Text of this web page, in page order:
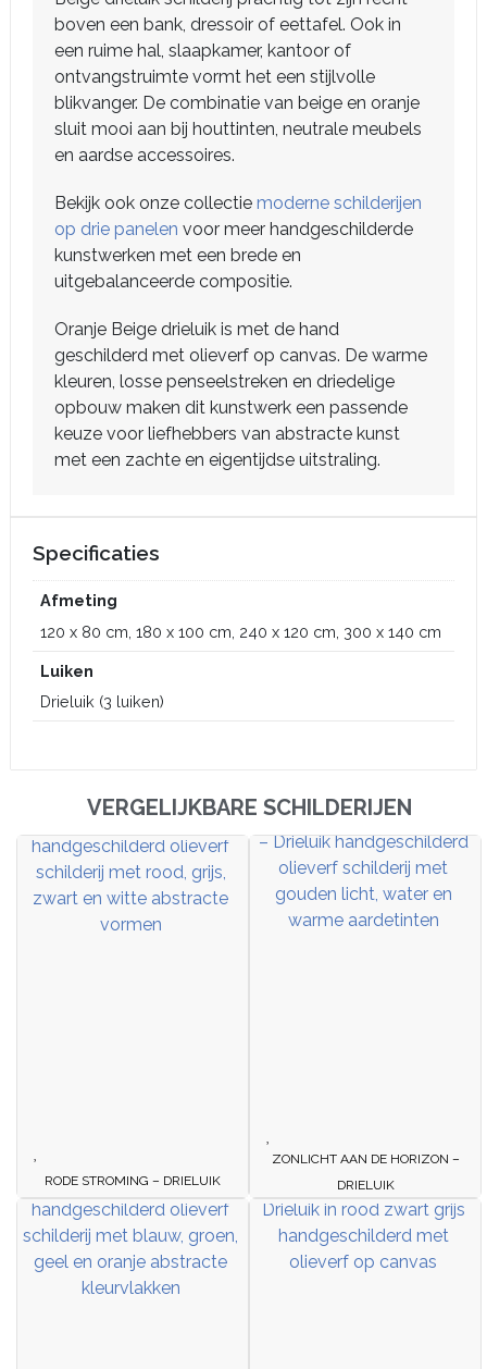
boven een bank, dressoir of eettafel. Ook in
een ruime hal, slaapkamer, kantoor of
ontvangstruimte vormt het een stijlvolle
blikvanger. De combinatie van beige en oranje
sluit mooi aan bij houttinten, neutrale meubels
en aardse accessoires.
Bekijk ook onze collectie moderne schilderijen
op drie panelen voor meer handgeschilderde
kunstwerken met een brede en
uitgebalanceerde compositie.
Oranje Beige drieluik is met de hand
geschilderd met olieverf op canvas. De warme
kleuren, losse penseelstreken en driedelige
opbouw maken dit kunstwerk een passende
keuze voor liefhebbers van abstracte kunst
met een zachte en eigentijdse uitstraling.
Specificaties
Afmeting
120 x 80 cm, 180 x 100 cm, 240 x 120 cm, 300 x 140 cm
Luiken
Drieluik (3 luiken)
VERGELIJKBARE SCHILDERIJEN
RODE STROMING – DRIELUIK
ZONLICHT AAN DE HORIZON –
DRIELUIK